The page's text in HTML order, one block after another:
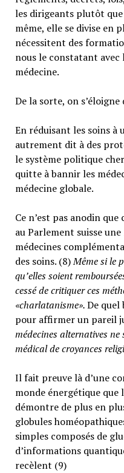
les dirigeants plutôt que
même, elle se divise en
nécessitent des
nous le constatant
médecine.
De la sorte, on
En réduisant les soins à
autrement dit à des
le système politique
quitte à bannir les
médecine globale.
Ce n’est pas anodin
au Parlement suisse
médecines
des soins. (8)Même si le
qu’elles soient
cessé de critiquer ces
«charlatanisme».De
pour affirmer un pareil
médecines alternatives
médical de croyances
Il fait preuve là d’une
monde énergétique que
démontre de plus en
globules
simples composés de
d’informations
recèlent (9)